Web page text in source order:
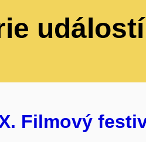
událostí
Filmový